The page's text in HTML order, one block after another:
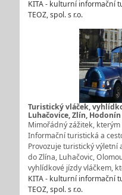
KITA - kulturní informační
TEOZ, spol. s r.o.
Turistický vláček,
Luhačovice, Zlín, Hodonín
Mimořádný zážitek,
Informační turistická a
Provozuje turistický výletní
do Zlína, Luhačovic,
vyhlídkové jízdy vláčkem,
KITA - kulturní informační
TEOZ, spol. s r.o.